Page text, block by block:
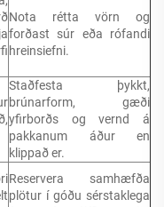
Nota rétta vörn og
forðast súr eða rófandi
hreinsiefni.
Staðfesta þykkt,
brúnarform, gæði
yfirborðs og vernd á
pakkanum áður en
klippað er.
Reservera samhæfða
plötur í góðu sérstaklega